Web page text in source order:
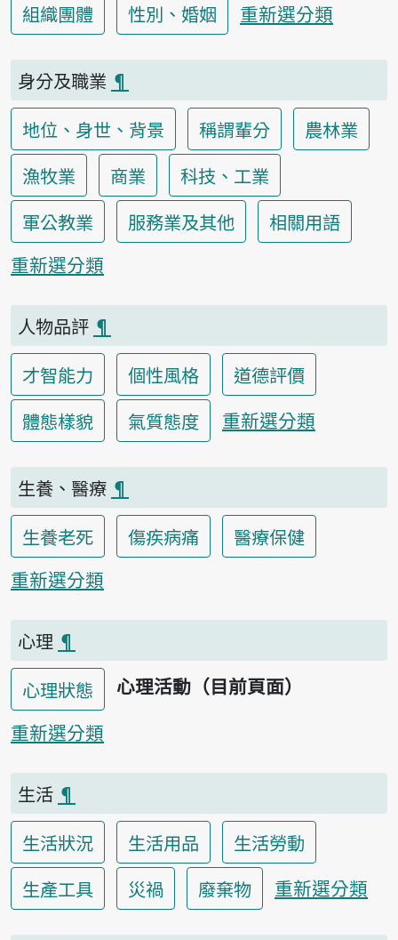
組織團體 性別、婚姻 重新選分類
身分及職業 ¶
地位、身世、背景
稱謂輩分
農林業
漁牧業
商業
科技、工業
軍公教業
服務業及其他
相關用語
重新選分類
人物品評 ¶
才智能力
個性風格
道德評價
體態樣貌
氣質態度 重新選分類
生養、醫療 ¶
生養老死
傷疾病痛
醫療保健
重新選分類
心理 ¶
心理狀態
心理活動（目前頁面）
重新選分類
生活 ¶
生活狀況
生活用品
生活勞動
生產工具
災禍 廢棄物 重新選分類